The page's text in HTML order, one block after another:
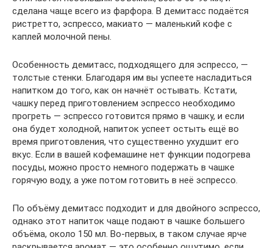
сделана чаще всего из фарфора. В демитасс подаётся
ристретто, эспрессо, макиато — маленький кофе с
каплей молочной пены.
Особенность демитасс, подходящего для эспрессо, —
толстые стенки. Благодаря им вы успеете насладиться
напитком до того, как он начнёт остывать. Кстати,
чашку перед приготовлением эспрессо необходимо
прогреть — эспрессо готовится прямо в чашку, и если
она будет холодной, напиток успеет остыть ещё во
время приготовления, что существенно ухудшит его
вкус. Если в вашей кофемашине нет функции подогрева
посуды, можно просто немного подержать в чашке
горячую воду, а уже потом готовить в неё эспрессо.
По объёму демитасс подходит и для двойного эспрессо,
однако этот напиток чаще подают в чашке большего
объёма, около 150 мл. Во-первых, в таком случае ярче